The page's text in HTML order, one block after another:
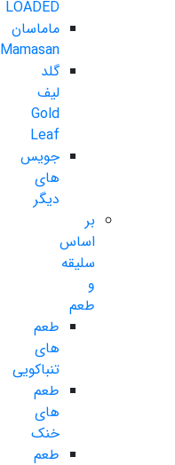
LOADED
ماماسان
Mamasan
گلد
لیف
Gold
Leaf
جویس
های
دیگر
بر
اساس
سلیقه
و
طعم
طعم
های
تنباکویی
طعم
های
خنک
طعم